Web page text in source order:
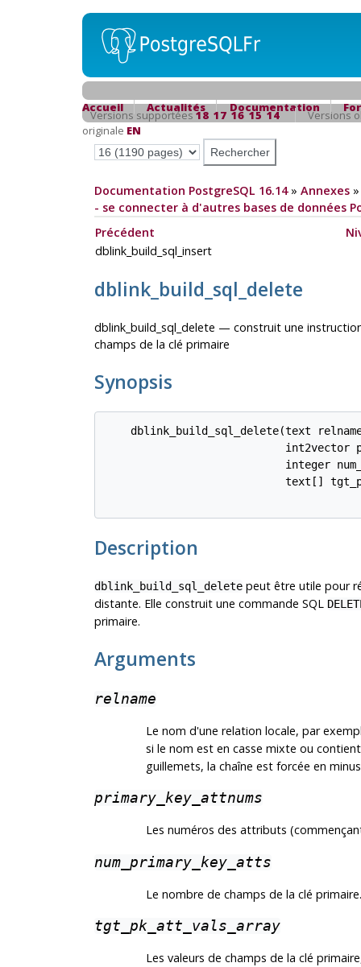
Accueil Actualités Documentation
Versions supportées18 17 16 15 14
Versions
originale EN
Documentation PostgreSQL 16.14» Annexes
- se connecter à d'autres bases de données
Précédent
dblink_build_sql_insert
dblink_build_sql_delete
dblink_build_sql_delete — construit une
champs de la clé primaire
Synopsis
dblink_build_sql_delete(text
int2vector
integer
text[]
Description
dblink_build_sql_deletepeut être utile pour
distante. Elle construit une commande SQL
primaire.
Arguments
relname
Le nom d'une relation locale, par
si le nom est en casse mixte ou
guillemets, la chaîne est forcée en
primary_key_attnums
Les numéros des attributs
num_primary_key_atts
Le nombre de champs de la clé primaire.
tgt_pk_att_vals_array
Les valeurs de champs de la clé